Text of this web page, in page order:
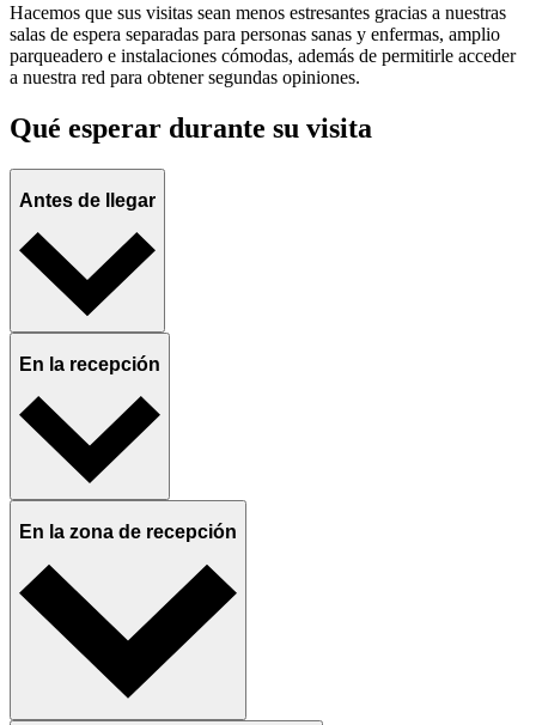
Hacemos que sus visitas sean menos estresantes gracias a nuestras
salas de espera separadas para personas sanas y enfermas, amplio
parqueadero e instalaciones cómodas, además de permitirle acceder
a nuestra red para obtener segundas opiniones.
Qué esperar durante su visita
Antes de llegar
En la recepción
En la zona de recepción